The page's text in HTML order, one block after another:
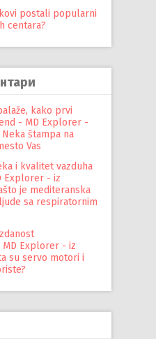
postali popularni
centara?
kako prvi
- MD Explorer -
Neka štampa na
Vas
i kvalitet vazduha
Explorer - iz
je mediteranska
sa respiratornim
Explorer - iz
su servo motori i